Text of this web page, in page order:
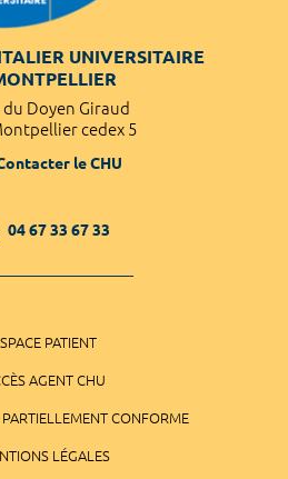
UNIVERSITAIRE
du Doyen Giraud
cedex 5
le CHU
04 67 33 67 33
PATIENT
AGENT CHU
PARTIELLEMENT CONFORME
LÉGALES